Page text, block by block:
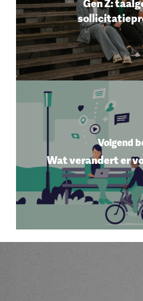
Gen Z:
Volgend
Wat verandert er